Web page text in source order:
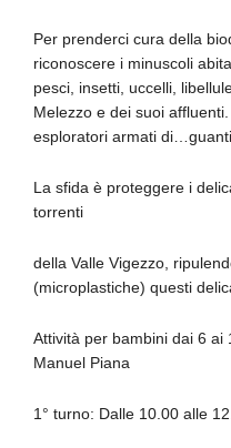
Per prenderci cura della
riconoscere i minuscoli
pesci, insetti, uccelli,
Melezzo e dei suoi
esploratori armati
La sfida è proteggere i
torrenti
della Valle Vigezzo,
(microplastiche) questi
Attività per bambini dai 6 ai
Manuel Piana
1° turno: Dalle 10.00 alle